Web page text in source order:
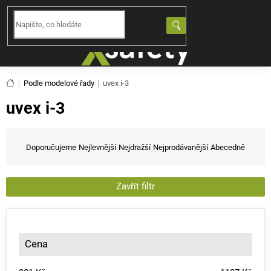
Přejít
obsah
Domů
Podle modelové řady uvex i-3
uvex i-3
a
e
í
o
d
u
Doporučujeme Nejlevnější Nejdražší Nejprodávanější Abecedně
Zavřít filtr
Cena